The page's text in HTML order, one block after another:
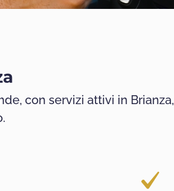
con servizi attivi in Brianza,